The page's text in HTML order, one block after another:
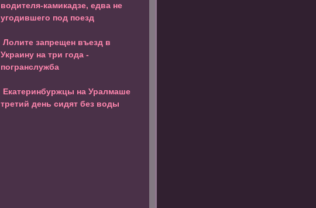
водителя-камикадзе, едва не
угодившего под поезд
Лолите запрещен въезд в
Украину на три года -
погранслужба
Екатеринбуржцы на Уралмаше
третий день сидят без воды